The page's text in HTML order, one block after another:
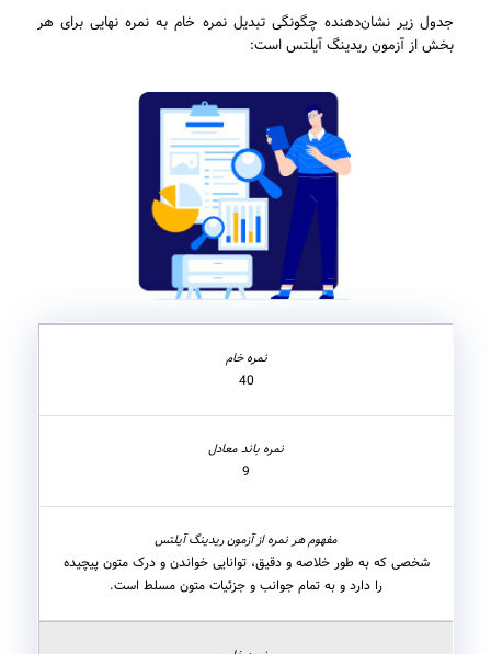
جدول زیر نشان‌دهنده چگونگی تبدیل نمره خام به نمره نهایی برای هر
بخش از آزمون ریدینگ آیلتس است:
40
9
شخصی که به طور خلاصه و دقیق، توانایی خواندن و درک متون پیچیده
را دارد و به تمام جوانب و جزئیات متون مسلط است.